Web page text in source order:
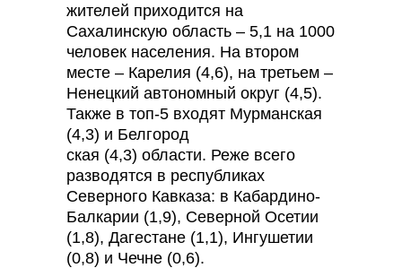
жителей приходится на
Сахалинскую область – 5,1 на 1000
человек населения. На втором
месте – Карелия (4,6), на третьем –
Ненецкий автономный округ (4,5).
Также в топ-5 входят Мурманская
(4,3) и Белгород
ская (4,3) области. Реже всего
разводятся в республиках
Северного Кавказа: в Кабардино-
Балкарии (1,9), Северной Осетии
(1,8), Дагестане (1,1), Ингушетии
(0,8) и Чечне (0,6).